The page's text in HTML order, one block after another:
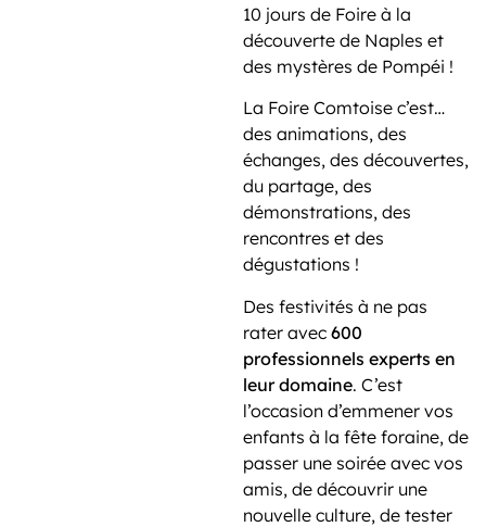
10 jours de Foire à la
découverte de Naples et
des mystères de Pompéi !
La Foire Comtoise c’est…
des animations, des
échanges, des découvertes,
du partage, des
démonstrations, des
rencontres et des
dégustations !
Des festivités à ne pas
rater avec 600
professionnels experts en
leur domaine. C’est
l’occasion d’emmener vos
enfants à la fête foraine, de
passer une soirée avec vos
amis, de découvrir une
nouvelle culture, de tester